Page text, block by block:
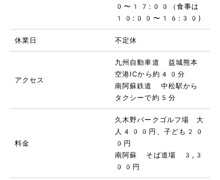
0〜17:00（食事は
10:00〜16:30)
休業日 不定休
アクセス
九州自動車道 益城熊本
空港ICから約40分
南阿蘇鉄道 中松駅から
タクシーで約5分
料金
久木野パークゴルフ場 大
人400円、子ども20
0円
南阿蘇 そば道場 3,3
00円